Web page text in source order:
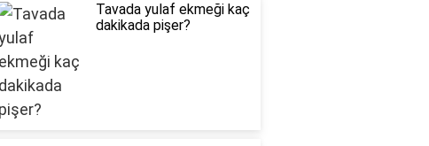
Tavada yulaf ekmeği kaç
dakikada pişer?